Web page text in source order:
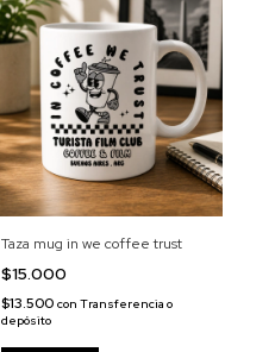
Taza mug in we coffee trust
$15.000
$13.500con Transferencia o
depósito